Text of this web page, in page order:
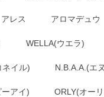
アレス アロマデュウ
WELLA(ウエラ)
イル) N.B.A.A.(エ
アイ) ORLY(オー